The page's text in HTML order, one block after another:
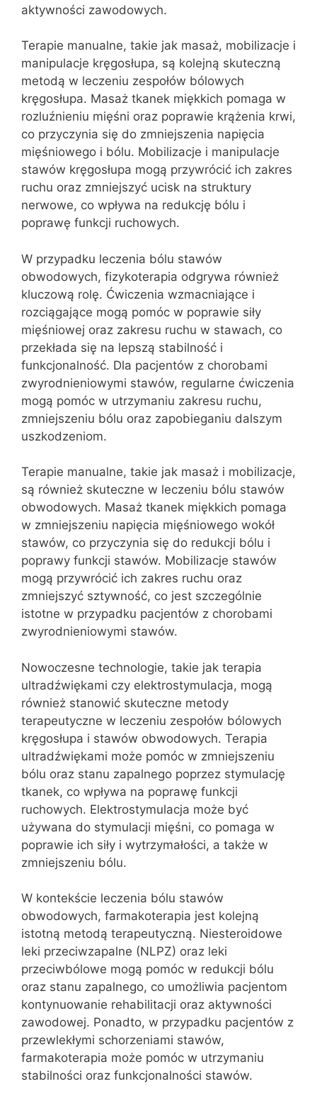
aktywności zawodowych.
Terapie manualne, takie jak masaż, mobilizacje i
manipulacje kręgosłupa, są kolejną skuteczną
metodą w leczeniu zespołów bólowych
kręgosłupa. Masaż tkanek miękkich pomaga w
rozluźnieniu mięśni oraz poprawie krążenia krwi,
co przyczynia się do zmniejszenia napięcia
mięśniowego i bólu. Mobilizacje i manipulacje
stawów kręgosłupa mogą przywrócić ich zakres
ruchu oraz zmniejszyć ucisk na struktury
nerwowe, co wpływa na redukcję bólu i
poprawę funkcji ruchowych.
W przypadku leczenia bólu stawów
obwodowych, fizykoterapia odgrywa również
kluczową rolę. Ćwiczenia wzmacniające i
rozciągające mogą pomóc w poprawie siły
mięśniowej oraz zakresu ruchu w stawach, co
przekłada się na lepszą stabilność i
funkcjonalność. Dla pacjentów z chorobami
zwyrodnieniowymi stawów, regularne ćwiczenia
mogą pomóc w utrzymaniu zakresu ruchu,
zmniejszeniu bólu oraz zapobieganiu dalszym
uszkodzeniom.
Terapie manualne, takie jak masaż i mobilizacje,
są również skuteczne w leczeniu bólu stawów
obwodowych. Masaż tkanek miękkich pomaga
w zmniejszeniu napięcia mięśniowego wokół
stawów, co przyczynia się do redukcji bólu i
poprawy funkcji stawów. Mobilizacje stawów
mogą przywrócić ich zakres ruchu oraz
zmniejszyć sztywność, co jest szczególnie
istotne w przypadku pacjentów z chorobami
zwyrodnieniowymi stawów.
Nowoczesne technologie, takie jak terapia
ultradźwiękami czy elektrostymulacja, mogą
również stanowić skuteczne metody
terapeutyczne w leczeniu zespołów bólowych
kręgosłupa i stawów obwodowych. Terapia
ultradźwiękami może pomóc w zmniejszeniu
bólu oraz stanu zapalnego poprzez stymulację
tkanek, co wpływa na poprawę funkcji
ruchowych. Elektrostymulacja może być
używana do stymulacji mięśni, co pomaga w
poprawie ich siły i wytrzymałości, a także w
zmniejszeniu bólu.
W kontekście leczenia bólu stawów
obwodowych, farmakoterapia jest kolejną
istotną metodą terapeutyczną. Niesteroidowe
leki przeciwzapalne (NLPZ) oraz leki
przeciwbólowe mogą pomóc w redukcji bólu
oraz stanu zapalnego, co umożliwia pacjentom
kontynuowanie rehabilitacji oraz aktywności
zawodowej. Ponadto, w przypadku pacjentów z
przewlekłymi schorzeniami stawów,
farmakoterapia może pomóc w utrzymaniu
stabilności oraz funkcjonalności stawów.